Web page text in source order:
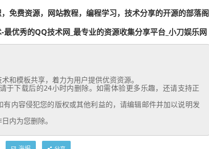
免费资源，网站教程，编程学习，技术分享的开源的部落阁
优秀的QQ技术网_最专业的资源收集分享平台_小刀娱乐网
内为您删除。